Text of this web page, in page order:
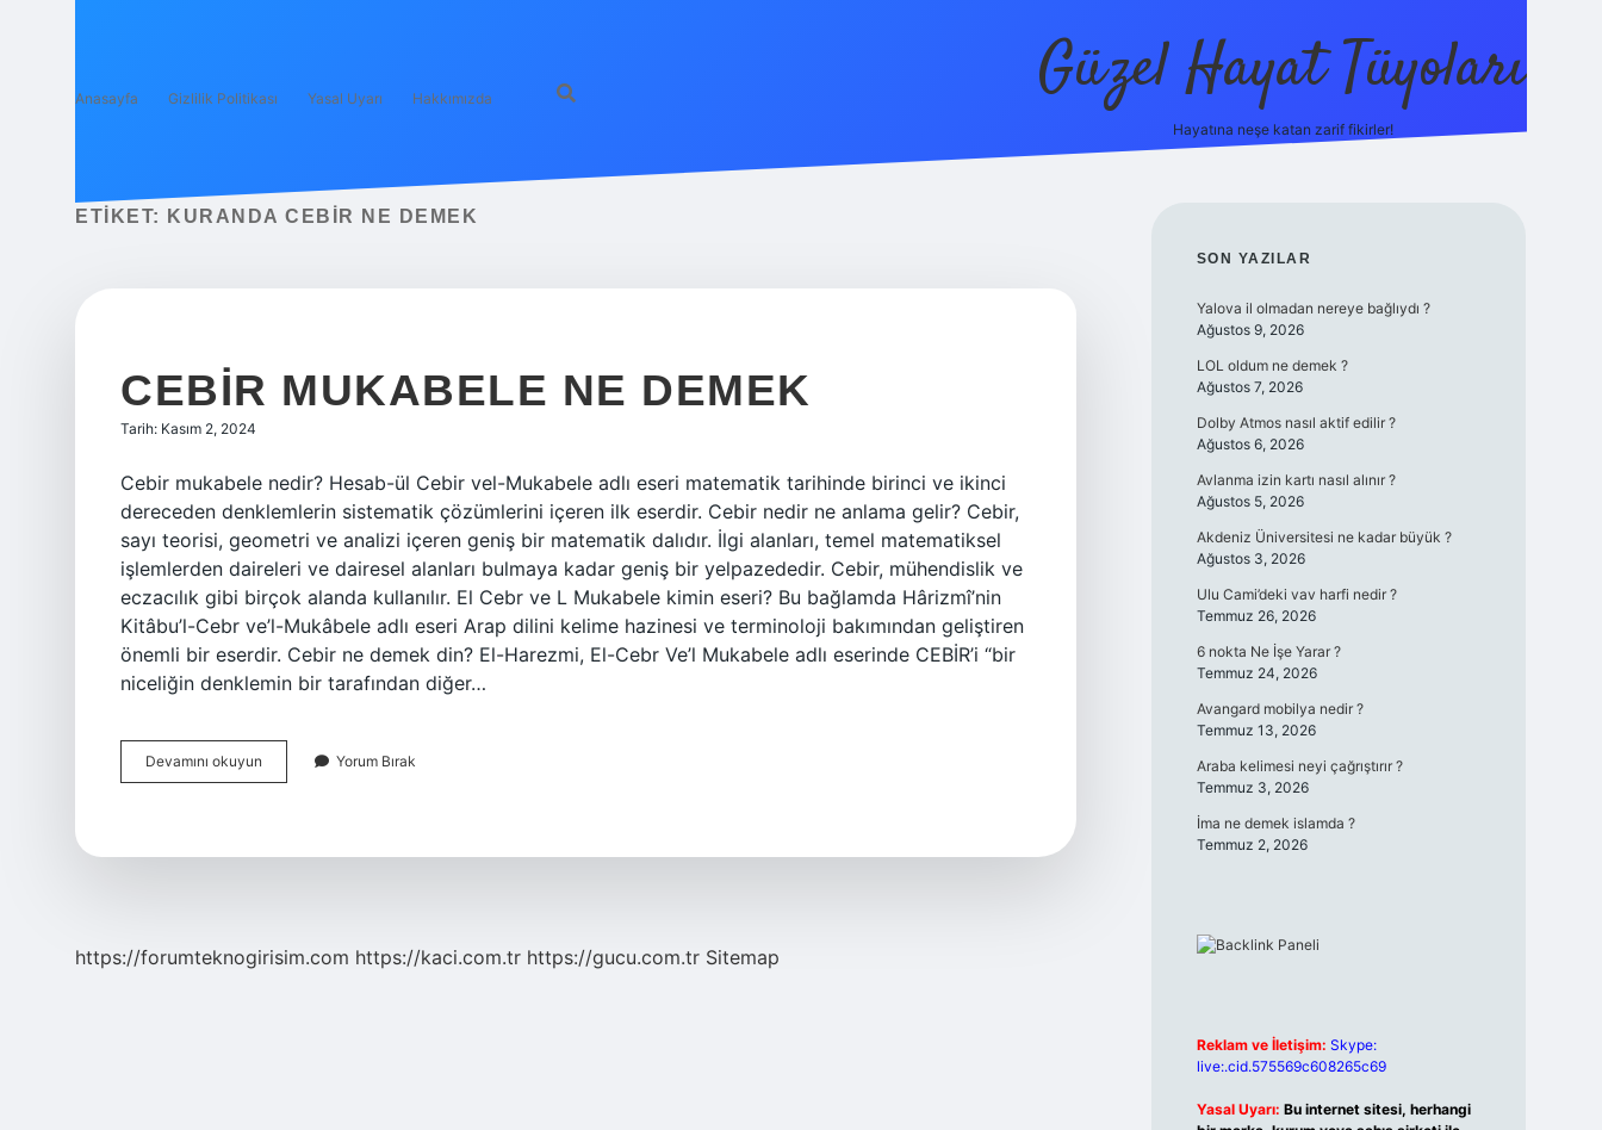
Anasayfa Gizlilik Politikası Yasal Uyarı Hakkımızda Güzel Hayat Tüyoları
Hayatına neşe katan zarif fikirler!
ETIKET: KURANDA CEBIR NE DEMEK
CEBIR MUKABELE NE DEMEK
Tarih: Kasım 2, 2024
Cebir mukabele nedir? Hesab-ül Cebir vel-Mukabele adlı eseri matematik tarihinde birinci ve ikinci
dereceden denklemlerin sistematik çözümlerini içeren ilk eserdir. Cebir nedir ne anlama gelir? Cebir,
sayı teorisi, geometri ve analizi içeren geniş bir matematik dalıdır. İlgi alanları, temel matematiksel
işlemlerden daireleri ve dairesel alanları bulmaya kadar geniş bir yelpazededir. Cebir, mühendislik ve
eczacılık gibi birçok alanda kullanılır. El Cebr ve L Mukabele kimin eseri? Bu bağlamda Hârizmî’nin
Kitâbu’l-Cebr ve’l-Mukâbele adlı eseri Arap dilini kelime hazinesi ve terminoloji bakımından geliştiren
önemli bir eserdir. Cebir ne demek din? El-Harezmi, El-Cebr Ve’l Mukabele adlı eserinde CEBİR’i “bir
niceliğin denklemin bir tarafından diğer…
Devamını okuyun
Mukabele
Yorum Bırak
https://forumteknogirisim.com https://kaci.com.tr https://gucu.com.tr Sitemap
SIDEBAR
SON YAZILAR
Yalova il olmadan nereye bağlıydı ?
Ağustos 9, 2026
LOL oldum ne demek ?
Ağustos 7, 2026
Dolby Atmos nasıl aktif edilir ?
Ağustos 6, 2026
Avlanma izin kartı nasıl alınır ?
Ağustos 5, 2026
Akdeniz Üniversitesi ne kadar büyük ?
Ağustos 3, 2026
Ulu Cami’deki vav harfi nedir ?
Temmuz 26, 2026
6 nokta Ne İşe Yarar ?
Temmuz 24, 2026
Avangard mobilya nedir ?
Temmuz 13, 2026
Araba kelimesi neyi çağrıştırır ?
Temmuz 3, 2026
İma ne demek islamda ?
Temmuz 2, 2026
Reklam ve İletişim: Skype:
live:.cid.575569c608265c69
Yasal Uyarı: Bu internet sitesi, herhangi